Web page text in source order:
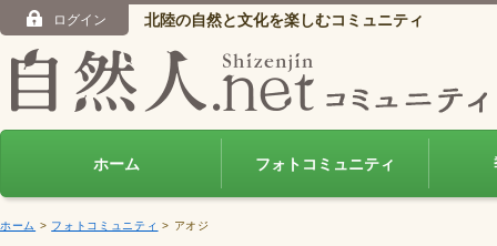
ログイン 北陸の自然と文化を楽しむコミュニティ
ホーム フォトコミュニティ
ホーム > フォトコミュニティ > アオジ